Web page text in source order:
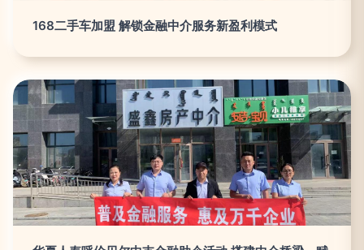
168二手车加盟 解锁金融中介服务新盈利模式